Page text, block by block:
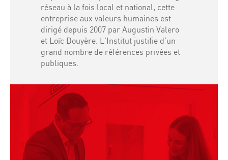
réseau à la fois local et national, cette
entreprise aux valeurs humaines est
dirigé depuis 2007 par Augustin Valero
et Loïc Douyère. L’Institut justifie d’un
grand nombre de références privées et
publiques.